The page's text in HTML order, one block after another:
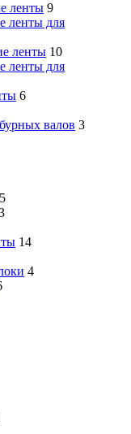
ленты 9
ленты для
ленты 10
ленты для
6
валов 3
5
14
4